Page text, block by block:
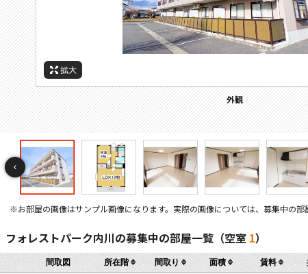
拡大
外観
拡大
間取
間取り
拡大
居間
拡大
居間
拡大
キッチン
拡大
キッチン
拡大
寝室
拡大
寝室
拡大
風呂
拡大
風呂
拡大
トイレ
拡大
収納
拡大
収納
拡大
洗面
拡大
洗面
拡大
バルコニー
拡大
設備
拡大
玄関
拡大
その他画像
シューズボックス
拡大
セキュリティ
拡大
周辺施設：ホームセンター
拡大
周辺施設：ドラックストア
拡大
周辺施設：コンビニ
拡大
周辺施設：スーパー
拡大
周辺施設：銀行
拡大
周辺施設：郵便局
※お部屋の画像はサンプル画像になります。実際の画像については、募集中の部
フォレストパーク内川の募集中の部屋一覧（空室 1）
間取図 所在階 間取り 面積 賃料